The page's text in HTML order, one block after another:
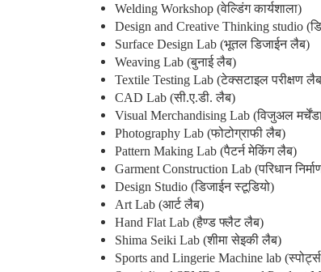
Welding Workshop (वेल्डिंग कार्यशाला)
Design and Creative Thinking studio
Surface Design Lab (भूतल डिजाईन लैब)
Weaving Lab (बुनाई लैब)
Textile Testing Lab (टेक्सटाइल परीक्षण
CAD Lab (सी.ए.डी. लैब)
Visual Merchandising Lab (विजुअल
Photography Lab (फोटोग्राफी लैब)
Pattern Making Lab (पैटर्न मेकिंग लैब)
Garment Construction Lab (परिधान
Design Studio (डिजाईन स्टूडियो)
Art Lab (आर्ट लैब)
Hand Flat Lab (हैण्ड फ्लैट लैब)
Shima Seiki Lab (शीमा सेइकी लैब)
Sports and Lingerie Machine lab